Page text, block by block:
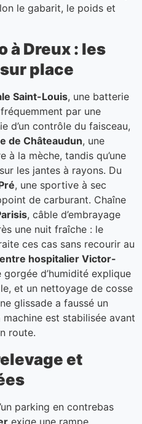
le gabarit, le poids et
à Dreux : les
place
Saint-Louis, une batterie
par une
d’un contrôle du faisceau,
de Châteaudun, une
à la mèche, tandis qu’une
les jantes à rayons. Du
, une sportive à sec
de carburant. Chaîne
, câble d’embrayage
une nuit fraîche : le
ces cas sans recourir au
hospitalier Victor-
d’humidité explique
et un nettoyage de cosse
glissade a faussé un
est stabilisée avant
route.
et
parking en contrebas
exige une rampe